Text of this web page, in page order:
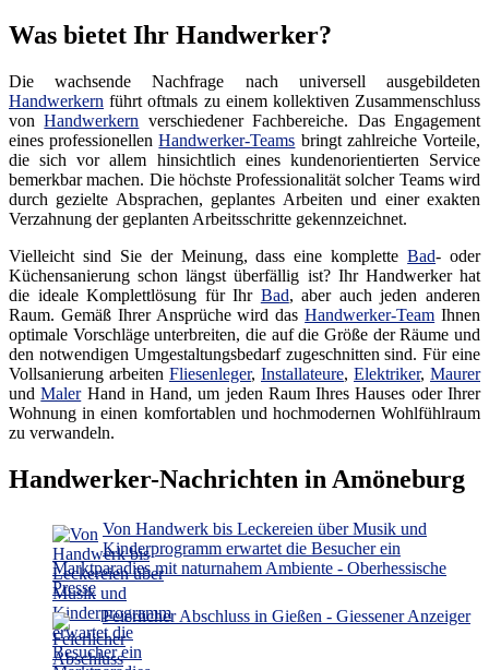
Was bietet Ihr Handwerker?
Die wachsende Nachfrage nach universell ausgebildeten
Handwerkern führt oftmals zu einem kollektiven Zusammenschluss
vonHandwerkern verschiedener Fachbereiche. Das Engagement
eines professionellenHandwerker-Teams bringt zahlreiche Vorteile,
die sich vor allem hinsichtlich eines kundenorientierten Service
bemerkbar machen. Die höchste Professionalität solcher Teams wird
durch gezielte Absprachen, geplantes Arbeiten und einer exakten
Verzahnung der geplanten Arbeitsschritte gekennzeichnet.
Vielleicht sind Sie der Meinung, dass eine kompletteBad- oder
Küchensanierung schon längst überfällig ist? Ihr Handwerker hat
die ideale Komplettlösung für Ihr Bad, aber auch jeden anderen
Raum. Gemäß Ihrer Ansprüche wird dasHandwerker-Team Ihnen
optimale Vorschläge unterbreiten, die auf die Größe der Räume und
den notwendigen Umgestaltungsbedarf zugeschnitten sind. Für eine
Vollsanierung arbeiten Fliesenleger, Installateure, Elektriker, Maurer
undMalerHand in Hand, um jeden Raum Ihres Hauses oder Ihrer
Wohnung in einen komfortablen und hochmodernen Wohlfühlraum
zu verwandeln.
Handwerker-Nachrichten in Amöneburg
Von Handwerk bis Leckereien über Musik und
Kinderprogramm erwartet die Besucher ein
Marktparadies mit naturnahem Ambiente - Oberhessische
Presse
Feierlicher Abschluss in Gießen - Giessener Anzeiger